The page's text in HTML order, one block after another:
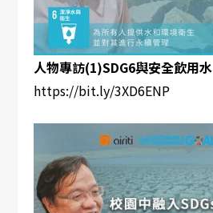
人物專訪(1)SDG6與安全飲用水
https://bit.ly/3XD6ENP